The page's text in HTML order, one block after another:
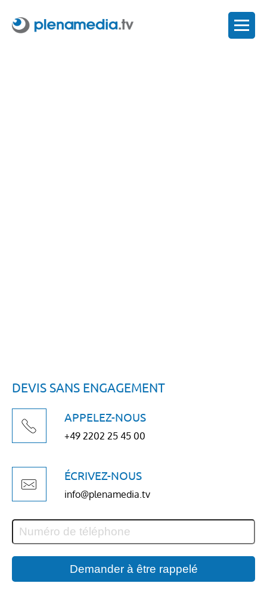
DEVIS SANS ENGAGEMENT
APPELEZ-NOUS
+49 2202 25 45 00
ÉCRIVEZ-NOUS
info@plenamedia.tv